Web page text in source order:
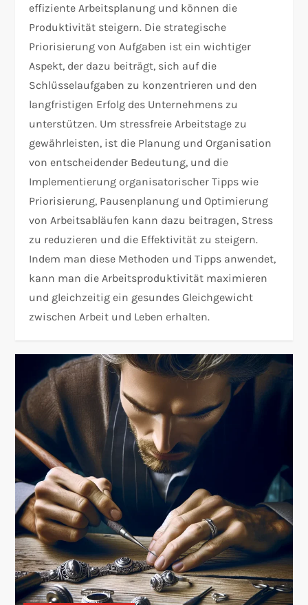
effiziente Arbeitsplanung und können die
Produktivität steigern. Die strategische
Priorisierung von Aufgaben ist ein wichtiger
Aspekt, der dazu beiträgt, sich auf die
Schlüsselaufgaben zu konzentrieren und den
langfristigen Erfolg des Unternehmens zu
unterstützen. Um stressfreie Arbeitstage zu
gewährleisten, ist die Planung und Organisation
von entscheidender Bedeutung, und die
Implementierung organisatorischer Tipps wie
Priorisierung, Pausenplanung und Optimierung
von Arbeitsabläufen kann dazu beitragen, Stress
zu reduzieren und die Effektivität zu steigern.
Indem man diese Methoden und Tipps anwendet,
kann man die Arbeitsproduktivität maximieren
und gleichzeitig ein gesundes Gleichgewicht
zwischen Arbeit und Leben erhalten.